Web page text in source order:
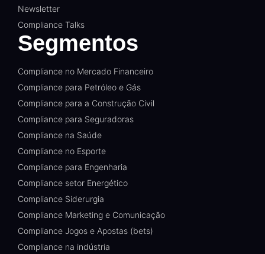
Newsletter
Compliance Talks
Segmentos
Compliance no Mercado Financeiro
Compliance para Petróleo e Gás
Compliance para a Construção Civil
Compliance para Seguradoras
Compliance na Saúde
Compliance no Esporte
Compliance para Engenharia
Compliance setor Energético
Compliance Siderurgia
Compliance Marketing e Comunicação
Compliance Jogos e Apostas (bets)
Compliance na indústria